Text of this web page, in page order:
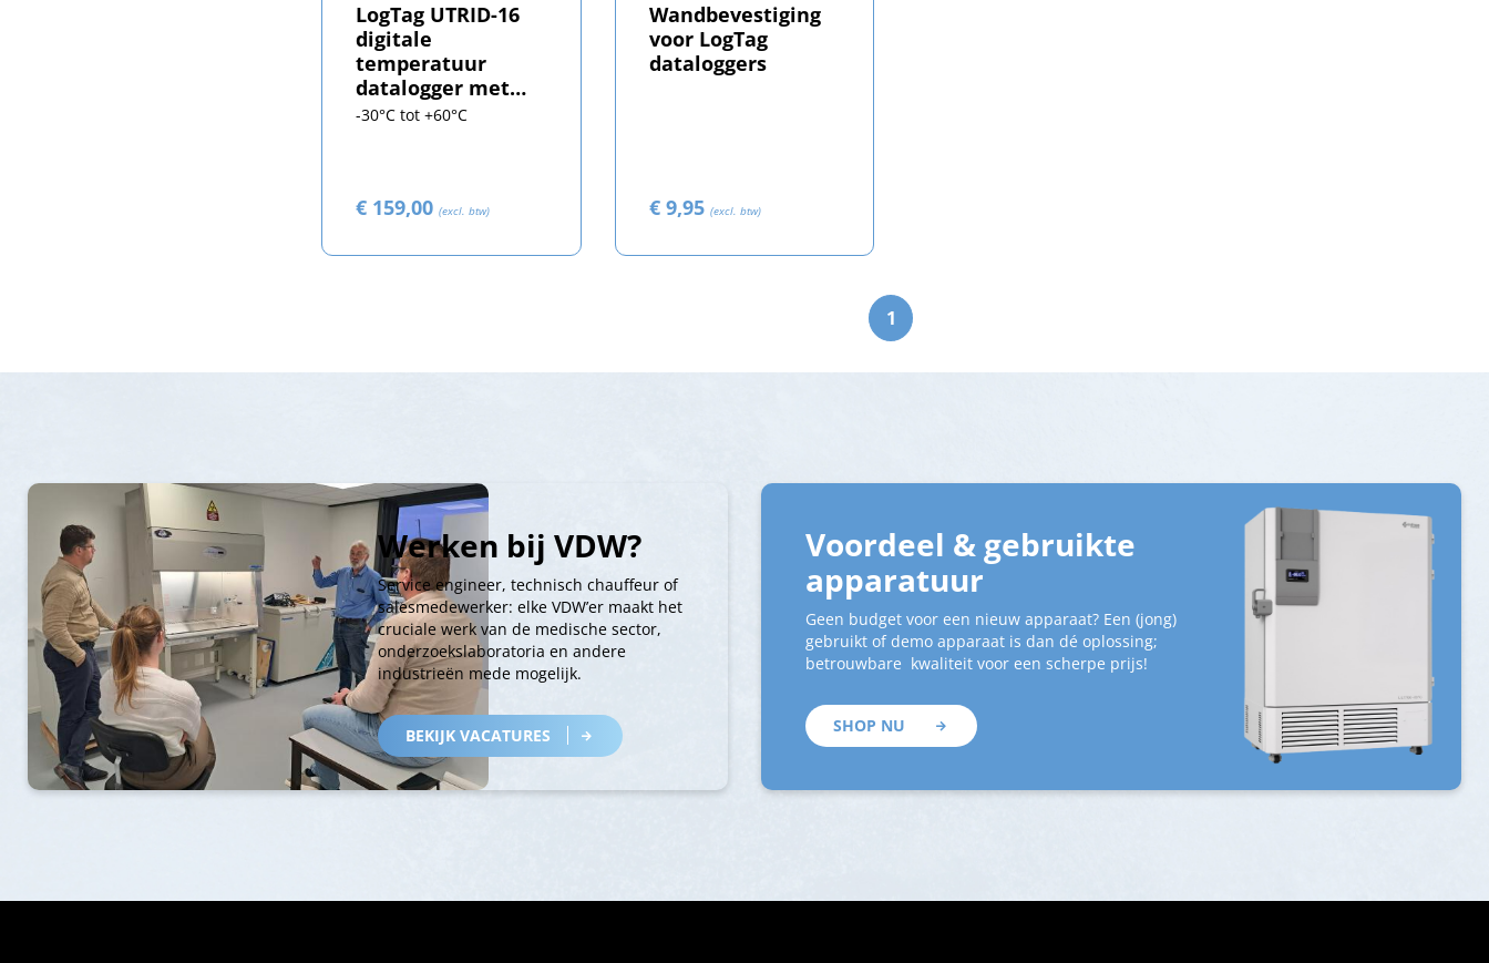
LogTag UTRID-16
digitale
temperatuur
datalogger met
USB-aansluiting
-30°C tot +60°C
€ 159,00 (excl. btw)
Wandbevestiging
voor LogTag
dataloggers
€ 9,95 (excl. btw)
1
Werken bij VDW?
Service engineer, technisch chauffeur of
salesmedewerker: elke VDW’er maakt het
cruciale werk van de medische sector,
onderzoekslaboratoria en andere
industrieën mede mogelijk.
BEKIJK VACATURES
Voordeel & gebruikte
apparatuur
Geen budget voor een nieuw apparaat? Een (jong)
gebruikt of demo apparaat is dan dé oplossing;
betrouwbare kwaliteit voor een scherpe prijs!
SHOP NU